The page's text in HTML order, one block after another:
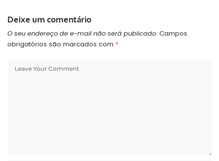
Deixe um comentário
O seu endereço de e-mail não será publicado. Campos
obrigatórios são marcados com *